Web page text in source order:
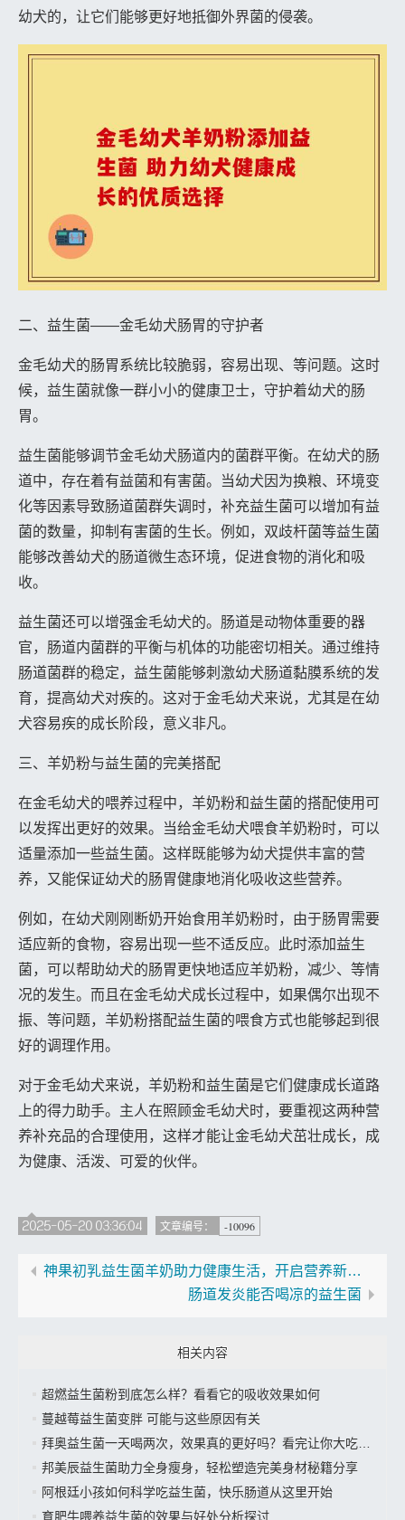
幼犬的，让它们能够更好地抵御外界菌的侵袭。
二、益生菌——金毛幼犬肠胃的守护者
金毛幼犬的肠胃系统比较脆弱，容易出现、等问题。这时
候，益生菌就像一群小小的健康卫士，守护着幼犬的肠
胃。
益生菌能够调节金毛幼犬肠道内的菌群平衡。在幼犬的肠
道中，存在着有益菌和有害菌。当幼犬因为换粮、环境变
化等因素导致肠道菌群失调时，补充益生菌可以增加有益
菌的数量，抑制有害菌的生长。例如，双歧杆菌等益生菌
能够改善幼犬的肠道微生态环境，促进食物的消化和吸
收。
益生菌还可以增强金毛幼犬的。肠道是动物体重要的器
官，肠道内菌群的平衡与机体的功能密切相关。通过维持
肠道菌群的稳定，益生菌能够刺激幼犬肠道黏膜系统的发
育，提高幼犬对疾的。这对于金毛幼犬来说，尤其是在幼
犬容易疾的成长阶段，意义非凡。
三、羊奶粉与益生菌的完美搭配
在金毛幼犬的喂养过程中，羊奶粉和益生菌的搭配使用可
以发挥出更好的效果。当给金毛幼犬喂食羊奶粉时，可以
适量添加一些益生菌。这样既能够为幼犬提供丰富的营
养，又能保证幼犬的肠胃健康地消化吸收这些营养。
例如，在幼犬刚刚断奶开始食用羊奶粉时，由于肠胃需要
适应新的食物，容易出现一些不适反应。此时添加益生
菌，可以帮助幼犬的肠胃更快地适应羊奶粉，减少、等情
况的发生。而且在金毛幼犬成长过程中，如果偶尔出现不
振、等问题，羊奶粉搭配益生菌的喂食方式也能够起到很
好的调理作用。
对于金毛幼犬来说，羊奶粉和益生菌是它们健康成长道路
上的得力助手。主人在照顾金毛幼犬时，要重视这两种营
养补充品的合理使用，这样才能让金毛幼犬茁壮成长，成
为健康、活泼、可爱的伙伴。
2025-05-20 03:36:04 文章编号： -10096
神果初乳益生菌羊奶助力健康生活，开启营养新篇章
肠道发炎能否喝凉的益生菌
相关内容
超燃益生菌粉到底怎么样？看看它的吸收效果如何
蔓越莓益生菌变胖 可能与这些原因有关
拜奥益生菌一天喝两次，效果真的更好吗？看完让你大吃一惊
邦美辰益生菌助力全身瘦身，轻松塑造完美身材秘籍分享
阿根廷小孩如何科学吃益生菌，快乐肠道从这里开始
育肥牛喂养益生菌的效果与好处分析探讨